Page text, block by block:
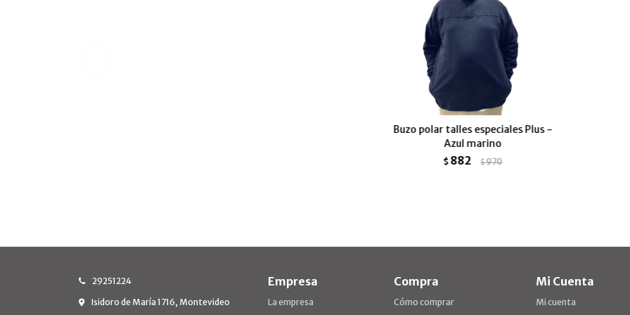
Buzo polar talles especiales Plus -
Azul marino
$ 882 $970
29251224
Isidoro de María 1716, Montevideo
Empresa
La empresa
Compra
Cómo comprar
Mi Cuenta
Mi cuenta